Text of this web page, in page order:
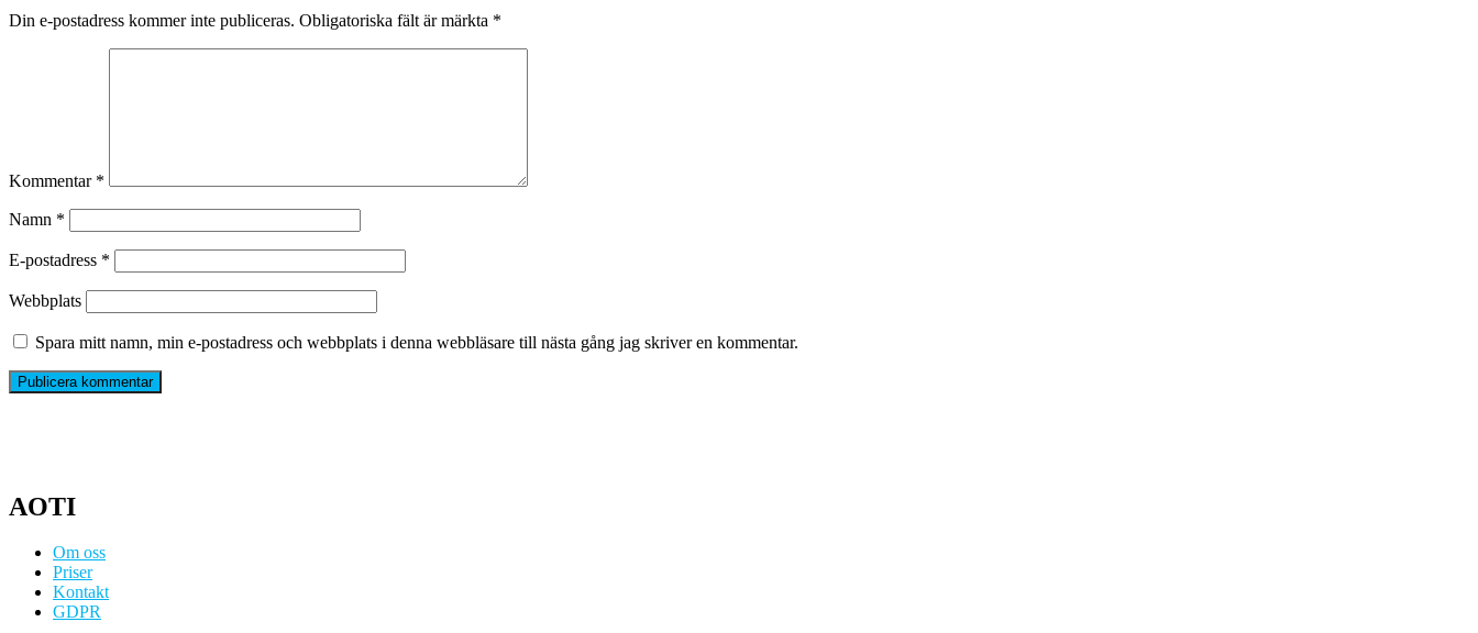
Din e-postadress kommer inte publiceras. Obligatoriska fält är märkta *
Kommentar *
Namn *
E-postadress *
Webbplats
Spara mitt namn, min e-postadress och webbplats i denna webbläsare till nästa gång jag skriver en kommentar.
AOTI
Om oss
Priser
Kontakt
GDPR